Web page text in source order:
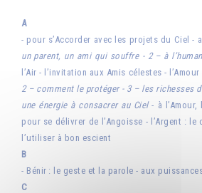
A
- pour s’Accorder avec les projets du Ciel -
un parent, un ami qui souffre - 2 – à
l’Air - l’invitation aux Amis célestes - l’Amour
2 – comment le protéger - 3 – les richesses
une énergie à consacrer au Ciel- à l’Amour,
pour se délivrer de l’Angoisse - l’Argent : le
l’utiliser à bon escient
B
- Bénir : le geste et la parole - aux
C